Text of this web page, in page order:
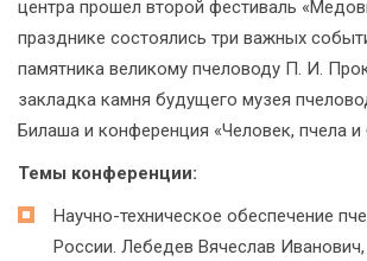
центра прошел второй фестиваль
празднике состоялись три важных
памятника великому пчеловоду П. И.
закладка камня будущего музея
Билаша и конференция «Человек, пчела
Темы конференции:
Научно-техническое обеспечение
России. Лебедев Вячеслав